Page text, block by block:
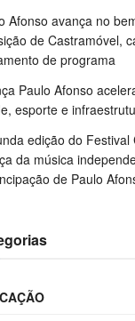
Afonso avança no
de Castramóvel,
de programa
Paulo Afonso
esporte e
edição do
da música
de Paulo